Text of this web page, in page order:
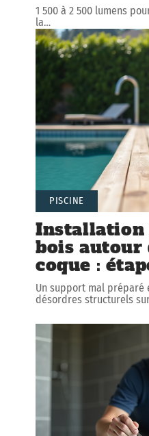
1 500 à 2 500 lumens
la…
PISCINE
Installation
bois autour
coque :
Un support mal préparé
désordres structurels